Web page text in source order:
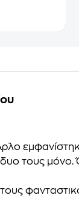
δυο τους
τους